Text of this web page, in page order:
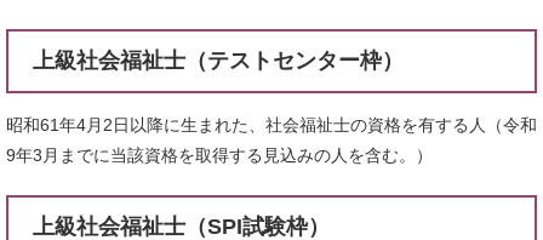
上級社会福祉士（テストセンター枠）
昭和61年4月2日以降に生まれた、社会福祉士の資格を有する人（令和
9年3月までに当該資格を取得する見込みの人を含む。）
上級社会福祉士（SPI試験枠）